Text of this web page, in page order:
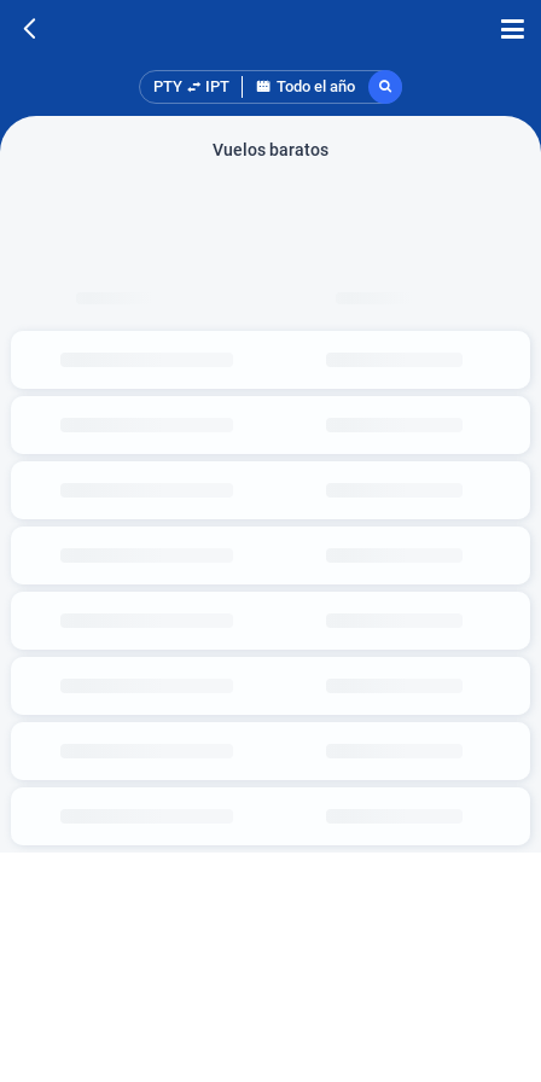
PTY IPT Todo el año
Vuelos baratos